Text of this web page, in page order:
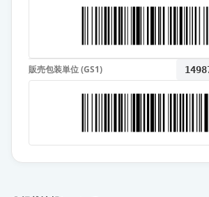
0.5g「ファイザー」
薬価 980 円
販売包装単位 (GS1)